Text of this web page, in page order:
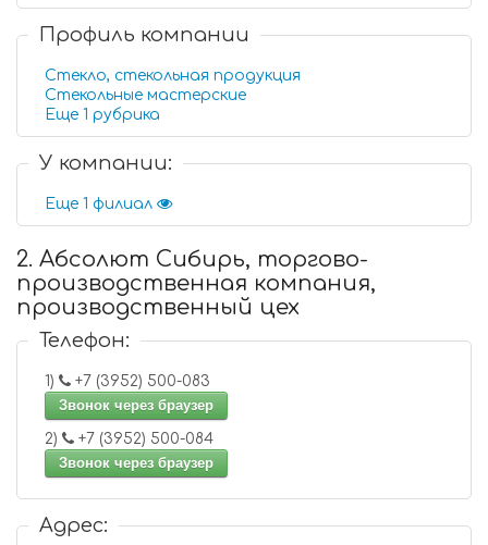
Профиль компании
Стекло, стекольная продукция
Стекольные мастерские
Еще 1 рубрика
У компании:
Еще 1 филиал
2. Абсолют Сибирь, торгово-
производственная компания,
производственный цех
Телефон:
1)
+7 (3952) 500-083
Звонок через браузер
2)
+7 (3952) 500-084
Звонок через браузер
Адрес: